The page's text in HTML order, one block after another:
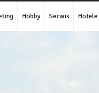
Hobby Serwis Hotele